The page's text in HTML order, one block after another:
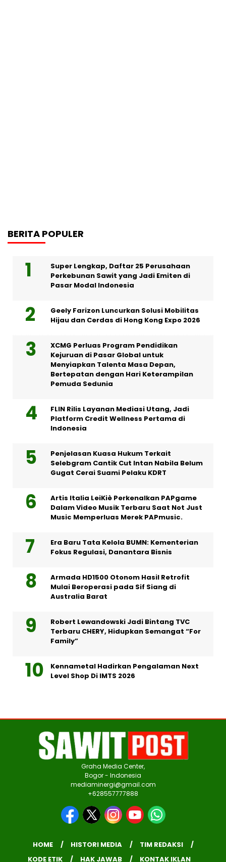
BERITA POPULER
Super Lengkap, Daftar 25 Perusahaan
Perkebunan Sawit yang Jadi Emiten di
Pasar Modal Indonesia
Geely Farizon Luncurkan Solusi Mobilitas
Hijau dan Cerdas di Hong Kong Expo 2026
XCMG Perluas Program Pendidikan
Kejuruan di Pasar Global untuk
Menyiapkan Talenta Masa Depan,
Bertepatan dengan Hari Keterampilan
Pemuda Sedunia
FLIN Rilis Layanan Mediasi Utang, Jadi
Platform Credit Wellness Pertama di
Indonesia
Penjelasan Kuasa Hukum Terkait
Selebgram Cantik Cut Intan Nabila Belum
Gugat Cerai Suami Pelaku KDRT
Artis Italia LeiKiè Perkenalkan PAPgame
Dalam Video Musik Terbaru Saat Not Just
Music Memperluas Merek PAPmusic.
Era Baru Tata Kelola BUMN: Kementerian
Fokus Regulasi, Danantara Bisnis
Armada HD1500 Otonom Hasil Retrofit
Mulai Beroperasi pada Sif Siang di
Australia Barat
Robert Lewandowski Jadi Bintang TVC
Terbaru CHERY, Hidupkan Semangat “For
Family”
Kennametal Hadirkan Pengalaman Next
Level Shop Di IMTS 2026
Graha Media Center,
Bogor - Indonesia
mediaminergi@gmail.com
+628557777888
HOME HISTORI MEDIA
TIM REDAKSI
KODE ETIK
HAK JAWAB KONTAK IKLAN